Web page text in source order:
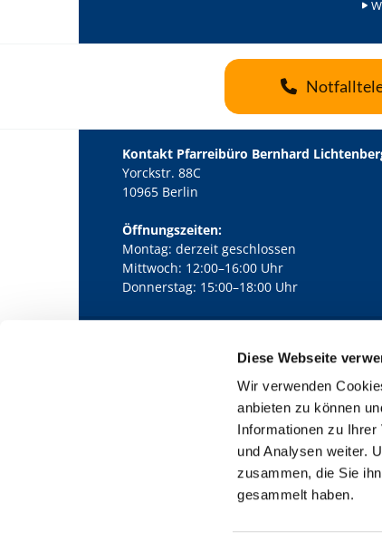
Diese Webseite
Wir verwenden
anbieten zu können
Informationen zu
und Analysen weiter.
zusammen, die Sie
gesammelt haben.
Kontakt Pfarreibüro Bernhard
Yorckstr. 88C
10965 Berlin
Öffnungszeiten:
Montag: derzeit geschlossen
Mittwoch: 12:00–16:00 Uhr
Donnerstag: 15:00–18:00 Uhr
Kath. Kirchengemeinde Pfarrei